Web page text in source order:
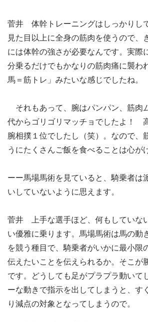
菅井 体幹トレーニングはしっかりし
見た目以上に全身の筋肉を使うので、
には体幹の強さが必要なんです。実際
分乗るだけでもかなりの筋肉痛に襲わ
馬＝筋トレ」みたいな感じでしたね。
それもあって、腕はパンパン、筋肉
代からゴリゴリマッチョでしたよ！
腕相撲１位でしたし（笑）。なので、
うにたくさんご飯を食べることは心
ーー馬場馬術を見ていると、騎乗者は
いしていないように思えます。
菅井 上手な選手ほど、何もしていな
い優雅に乗ります。馬場馬術は馬の動
を競う種目で、騎乗者がいかに最小限
伝えたいことを伝えられるか。そこが
です。どうしても足がプラプラ動いて
ーな動きで指示を出してしまうと、す
り減点の対象となってしまうので。